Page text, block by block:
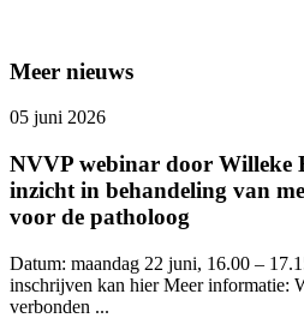
Meer nieuws
05 juni 2026
NVVP webinar door Willeke
inzicht in behandeling van
voor de patholoog
Datum: maandag 22 juni, 16.00 –
inschrijven kan hier Meer informatie:
verbonden ...